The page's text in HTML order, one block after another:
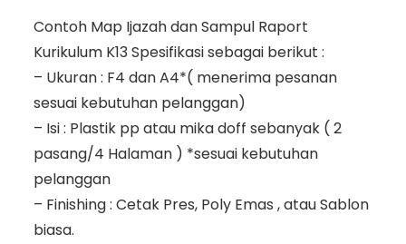
Contoh Map Ijazah dan Sampul Raport
Kurikulum K13 Spesifikasi sebagai berikut :
– Ukuran : F4 dan A4*( menerima pesanan
sesuai kebutuhan pelanggan)
– Isi : Plastik pp atau mika doff sebanyak ( 2
pasang/4 Halaman ) *sesuai kebutuhan
pelanggan
– Finishing : Cetak Pres, Poly Emas , atau Sablon
biasa.